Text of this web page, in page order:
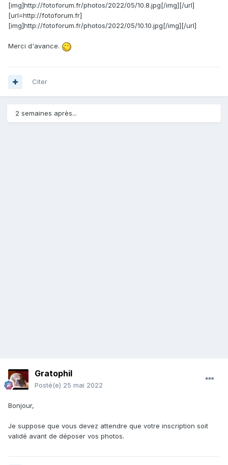
[img]http://fotoforum.fr/photos/2022/05/10.8.jpg[/img][/url]
[url=http://fotoforum.fr]
[img]http://fotoforum.fr/photos/2022/05/10.10.jpg[/img][/url]
Merci d'avance.
Citer
2 semaines après...
Gratophil
Posté(e) 25 mai 2022
Bonjour,
Je suppose que vous devez attendre que votre inscription soit
validé avant de déposer vos photos.